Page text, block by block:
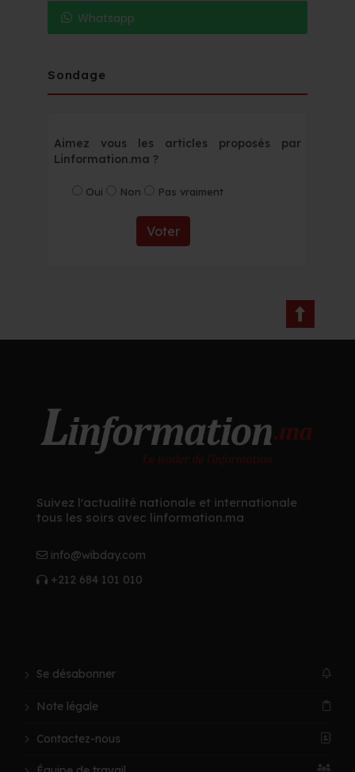
Whatsapp
Sondage
Aimez vous les articles proposés par
Linformation.ma ?
Oui Non Pas vraiment
Voter
Suivez l'actualité nationale et internationale
tous les soirs avec linformation.ma
info@wibday.com
+212 684 101 010
Se désabonner
Note légale
Contactez-nous